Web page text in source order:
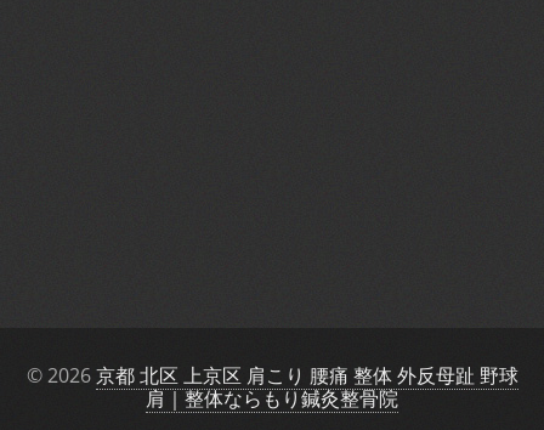
© 2026京都 北区 上京区 肩こり 腰痛 整体 外反母趾 野球
肩｜整体ならもり鍼灸整骨院